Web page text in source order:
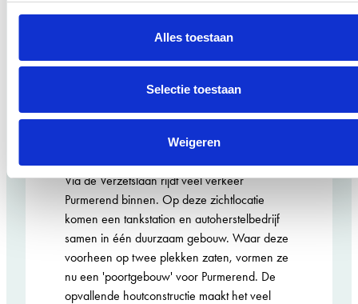
Alles toestaan
Selectie toestaan
Weigeren
Gemeente:
Via de Verzetslaan rijdt veel verkeer
Purmerend binnen. Op deze zichtlocatie
komen een tankstation en autoherstelbedrijf
samen in één duurzaam gebouw. Waar deze
voorheen op twee plekken zaten, vormen ze
nu een 'poortgebouw' voor Purmerend. De
opvallende houtconstructie maakt het veel